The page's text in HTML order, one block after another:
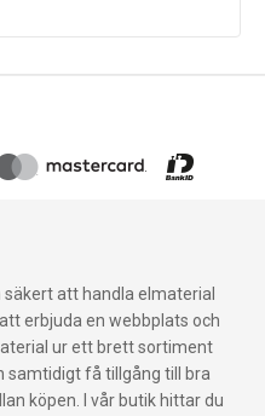
att handla elmaterial
erbjuda en webbplats och
ur ett brett sortiment
samtidigt få tillgång till bra
köpen. I vår butik hittar du